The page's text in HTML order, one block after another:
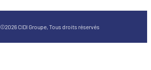
©2026 CIDI Groupe, Tous droits réservés